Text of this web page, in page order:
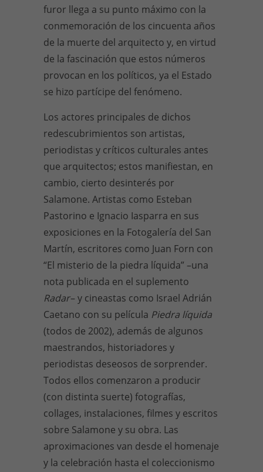
furor llega a su punto máximo con la
conmemoración de los cincuenta años
de la muerte del arquitecto y, en virtud
de la fascinación que estos números
provocan en los políticos, ya el Estado
se hizo partícipe del fenómeno.
Los actores principales de dichos
redescubrimientos son artistas,
periodistas y críticos culturales antes
que arquitectos; estos manifiestan, en
cambio, cierto desinterés por
Salamone. Artistas como Esteban
Pastorino e Ignacio Iasparra en sus
exposiciones en la Fotogalería del San
Martín, escritores como Juan Forn con
“El misterio de la piedra líquida” –una
nota publicada en el suplemento
Radar– y cineastas como Israel Adrián
Caetano con su película Piedra líquida
(todos de 2002), además de algunos
maestrandos, historiadores y
periodistas deseosos de sorprender.
Todos ellos comenzaron a producir
(con distinta suerte) fotografías,
collages, instalaciones, filmes y escritos
sobre Salamone y su obra. Las
aproximaciones van desde el homenaje
y la celebración hasta el coleccionismo